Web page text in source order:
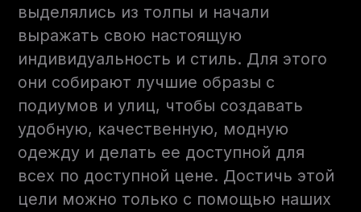
выделялись из толпы и начали
выражать свою настоящую
индивидуальность и стиль. Для этого
они собирают лучшие образы с
подиумов и улиц, чтобы создавать
удобную, качественную, модную
одежду и делать ее доступной для
всех по доступной цене. Достичь этой
цели можно только с помощью наших